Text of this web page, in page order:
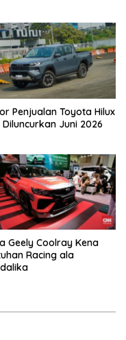
Penjualan Toyota Hilux
Juni 2026
Geely Coolray Kena
Racing ala